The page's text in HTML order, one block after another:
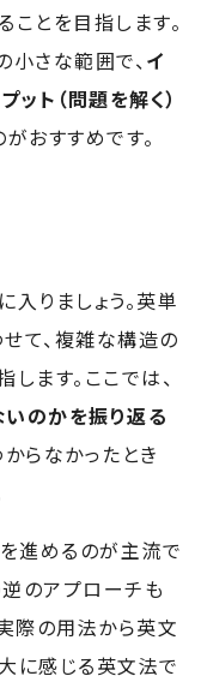
とを目指します。
小さな範囲で、イ
ト（問題を解く）
おすすめです。
りましょう。英単
て、複雑な構造の
ます。ここでは、
のかを振り返る
らなかったとき
進めるのが主流で
逆のアプローチも
際の用法から英文
に感じる英文法で